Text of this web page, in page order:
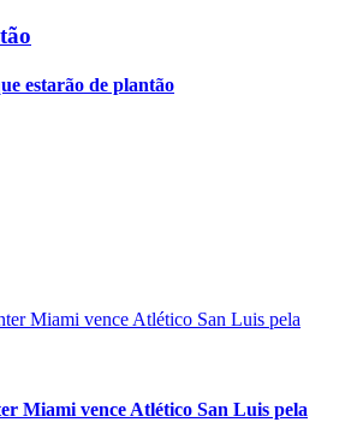
estarão de plantão
Miami vence Atlético San Luis pela